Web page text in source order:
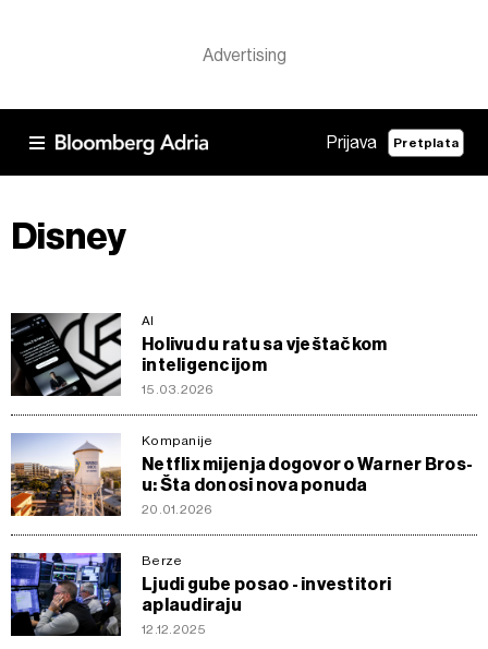
Prijava Pretplata
Disney
AI
Holivud u ratu sa vještačkom
inteligencijom
15.03.2026
Kompanije
Netflix mijenja dogovor o Warner Bros-
u: Šta donosi nova ponuda
20.01.2026
Berze
Ljudi gube posao - investitori
aplaudiraju
12.12.2025